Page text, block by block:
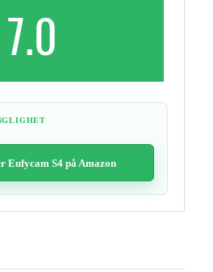
7.0
Eufycam S4 på Amazon